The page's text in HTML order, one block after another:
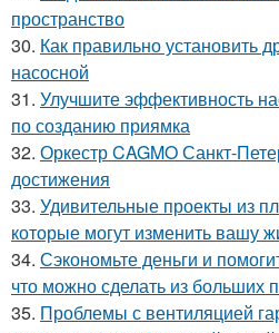
пространство
30. Как правильно установить
насосной
31. Улучшите эффективность
по созданию приямка
32. Оркестр CAGMO Санкт-
достижения
33. Удивительные проекты из
которые могут изменить вашу
34. Сэкономьте деньги и
что можно сделать из больших
35. Проблемы с вентиляцией